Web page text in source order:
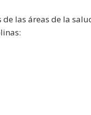
las áreas de la